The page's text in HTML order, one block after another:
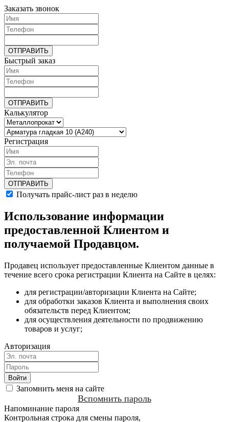
Заказать звонок
Быстрый заказ
Калькулятор
Регистрация
Получать прайс-лист раз в неделю
Использование информации
предоставленной Клиентом и
получаемой Продавцом.
Продавец использует предоставленные Клиентом данные в
течение всего срока регистрации Клиента на Сайте в целях:
для регистрации/авторизации Клиента на Сайте;
для обработки заказов Клиента и выполнения своих
обязательств перед Клиентом;
для осуществления деятельности по продвижению
товаров и услуг;
Авторизация
Запомнить меня на сайте
Вспомнить пароль
Напоминание пароля
Контрольная строка для смены пароля,